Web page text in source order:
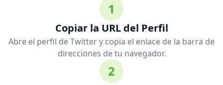
1
Copiar la URL del Perfil
Abre el perfil de Twitter y copia el enlace de la barra de
direcciones de tu navegador.
2